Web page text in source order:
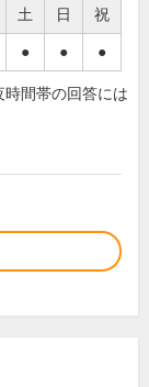
土 日 祝
● ● ●
間帯の回答には